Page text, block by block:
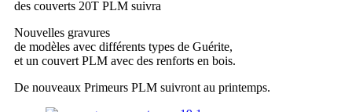
des couverts 20T PLM suivra
Nouvelles gravures
de modèles avec différents types de Guérite,
et un couvert PLM avec des renforts en bois.
De nouveaux Primeurs PLM suivront au printemps.